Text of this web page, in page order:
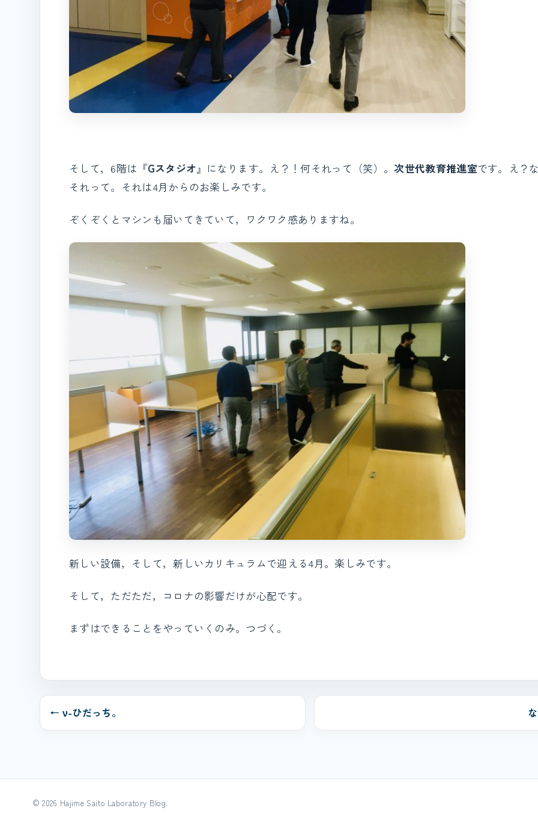
そして，6階は『Gスタジオ』になります。え？！何それって（笑）。次世代教育推進室です。え？
それって。それは4月からのお楽しみです。
ぞくぞくとマシンも届いてきていて，ワクワク感ありますね。
新しい設備，そして，新しいカリキュラムで迎える4月。楽しみです。
そして，ただただ，コロナの影響だけが心配です。
まずはできることをやっていくのみ。つづく。
← ν-ひだっち。
© 2026 Hajime Saito Laboratory Blog.